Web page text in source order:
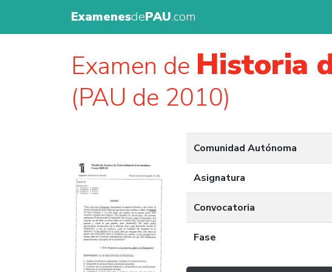
ExamenesdePAU.com
Examen de Historia
(PAU de 2010)
Comunidad Autónoma
Asignatura
Convocatoria
Fase